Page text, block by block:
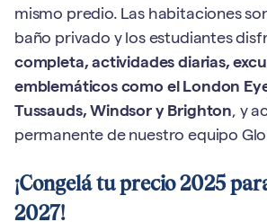
mismo predio. Las habitaciones
baño privado y los estudiantes
completa, actividades diarias,
emblemáticos como el London
Tussauds, Windsor y Brighton, y
permanente de nuestro equipo
¡Congelá tu precio 2025
2027!